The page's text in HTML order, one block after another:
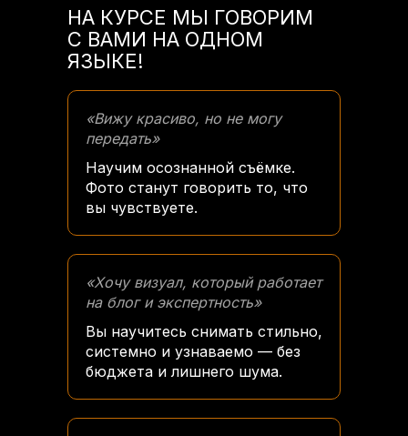
НА КУРСЕ МЫ ГОВОРИМ
С ВАМИ НА ОДНОМ
ЯЗЫКЕ!
Вы научитесь снимать стильно,
системно и узнаваемо — без
бюджета и лишнего шума.
«Хочу визуал, который работает
на блог и экспертность»
Научим осознанной съёмке.
Фото станут говорить то, что
вы чувствуете.
«Вижу красиво, но не могу
передать»